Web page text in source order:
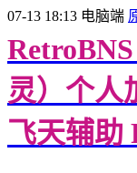
07-13 18:13 电脑端
灵）个人
飞天辅助